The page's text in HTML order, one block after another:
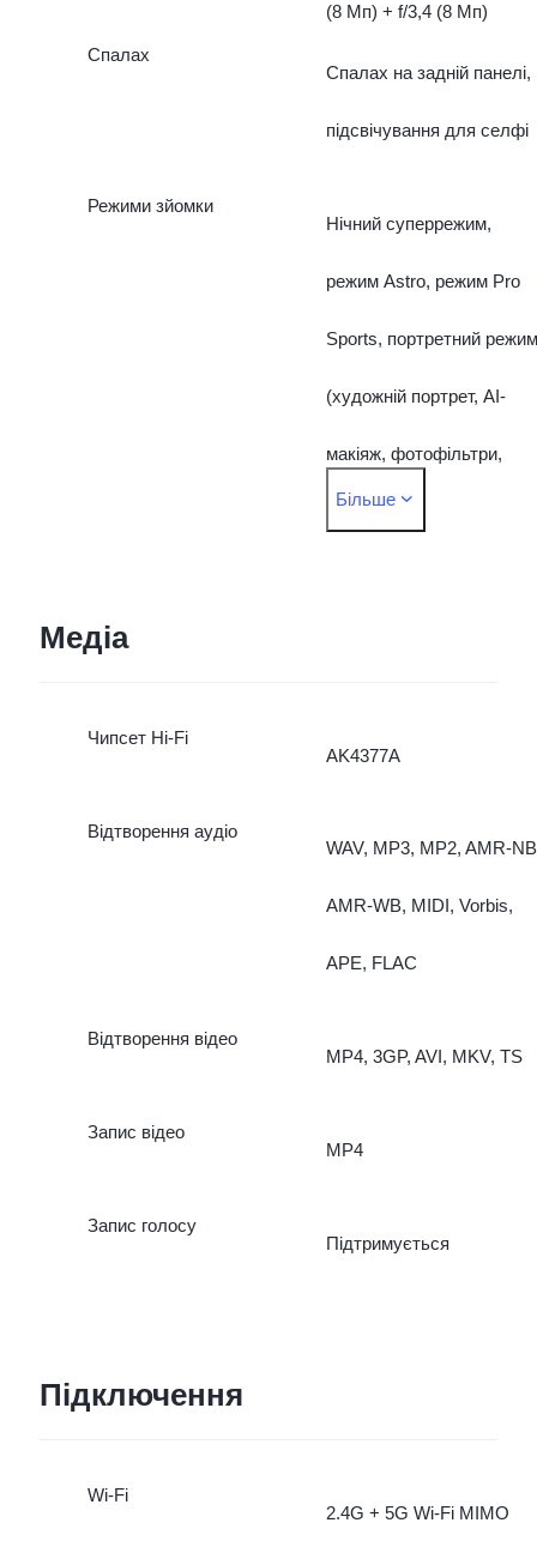
(8 Мп) + f/3,4 (8 Мп)
Спалах
Спалах на задній панелі,
підсвічування для селфі
Режими зйомки
Нічний суперрежим,
режим Astro, режим Pro
Sports, портретний режим
(художній портрет, AI-
макіяж, фотофільтри,
тощо), AR-стікери,
Pro тощо.
Більше
Медіа
Чипсет Hi-Fi
AK4377A
Відтворення аудіо
WAV, MP3, MP2, AMR-
AMR-WB, MIDI, Vorbis,
APE, FLAC
Відтворення відео
MP4, 3GP, AVI, MKV, TS
Запис відео
MP4
Запис голосу
Підтримується
Підключення
Wi-Fi
2.4G + 5G Wi-Fi MIMO